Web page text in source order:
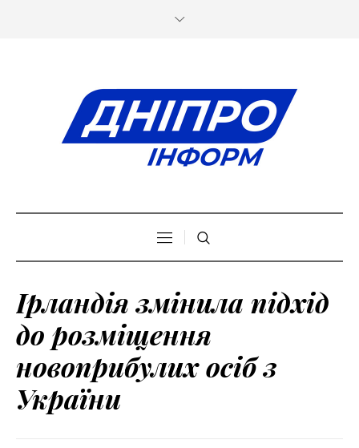
Ірландія змінила підхід
до розміщення
новоприбулих осіб з
України